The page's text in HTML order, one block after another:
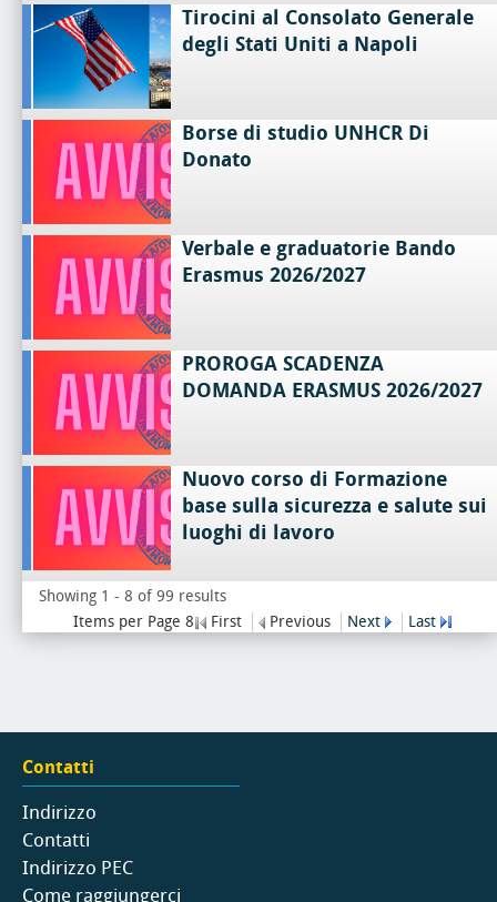
Tirocini al Consolato Generale
degli Stati Uniti a Napoli
Borse di studio UNHCR Di
Donato
Verbale e graduatorie Bando
Erasmus 2026/2027
PROROGA SCADENZA
DOMANDA ERASMUS 2026/2027
Nuovo corso di Formazione
base sulla sicurezza e salute sui
luoghi di lavoro
Showing 1 - 8 of 99 results
Items per Page 8
First Previous Next Last
Contatti
Indirizzo
Contatti
Indirizzo PEC
Come raggiungerci